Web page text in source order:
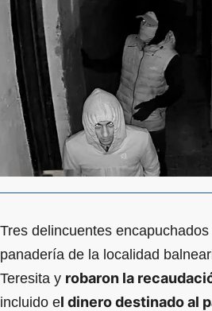
Tres delincuentes
panadería de la localidad
Teresita y robaron la
incluido el dinero destinado al